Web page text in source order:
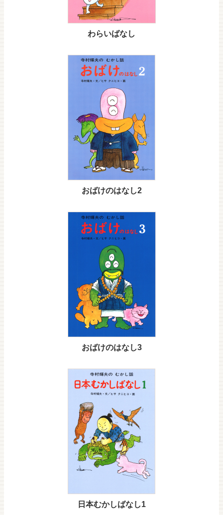
わらいばなし
おばけのはなし2
おばけのはなし3
日本むかしばなし1